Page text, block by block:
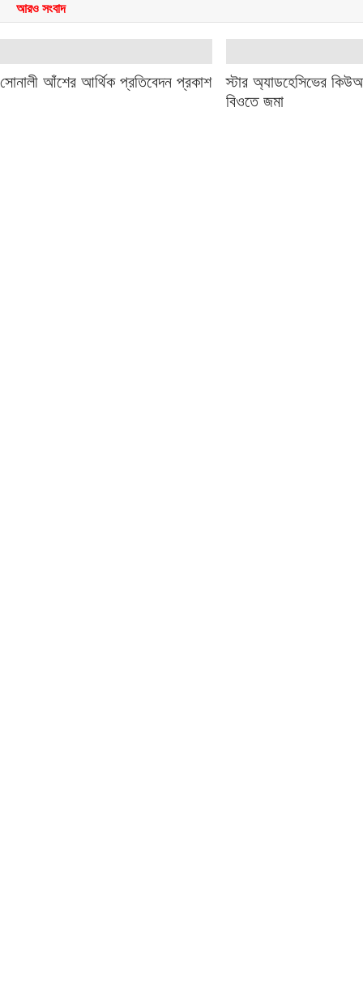
আরও সংবাদ
সোনালী আঁশের আর্থিক প্রতিবেদন প্রকাশ
স্টার অ্যাডহেসিভের
বিওতে জমা